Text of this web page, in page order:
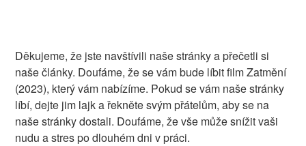
Děkujeme, že jste navštívili naše stránky a přečetli si
naše články. Doufáme, že se vám bude líbit film Zatmění
(2023), který vám nabízíme. Pokud se vám naše stránky
líbí, dejte jim lajk a řekněte svým přátelům, aby se na
naše stránky dostali. Doufáme, že vše může snížit vaši
nudu a stres po dlouhém dni v práci.